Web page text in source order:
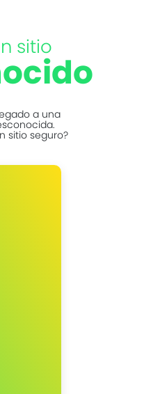
sitio
a una
sitio seguro?